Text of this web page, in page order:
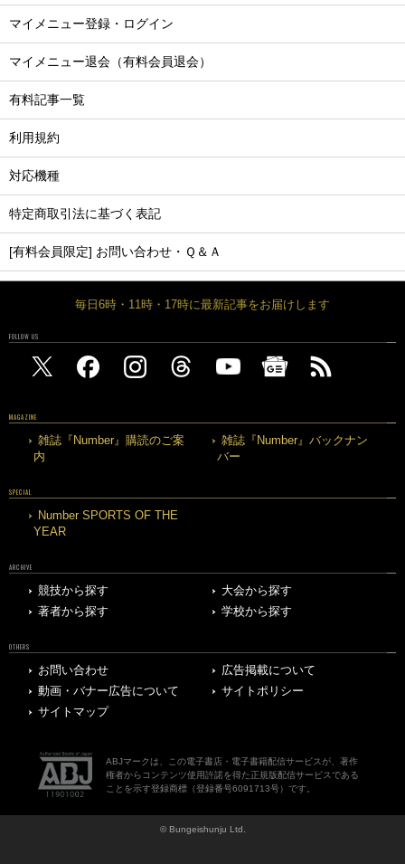
マイメニュー登録・ログイン
マイメニュー退会（有料会員退会）
有料記事一覧
利用規約
対応機種
特定商取引法に基づく表記
[有料会員限定] お問い合わせ・Ｑ＆Ａ
毎日6時・11時・17時に最新記事をお届けします
FOLLOW US
MAGAZINE
雑誌『Number』購読のご案
内
雑誌『Number』バックナン
バー
SPECIAL
Number SPORTS OF THE
YEAR
ARCHIVE
競技から探す
大会から探す
著者から探す
学校から探す
OTHERS
お問い合わせ
広告掲載について
動画・バナー広告について
サイトポリシー
サイトマップ
ABJマークは、この電子書店・電子書籍配信サービスが、著作
権者からコンテンツ使用許諾を得た正規版配信サービスである
ことを示す登録商標（登録番号6091713号）です。
© Bungeishunju Ltd.